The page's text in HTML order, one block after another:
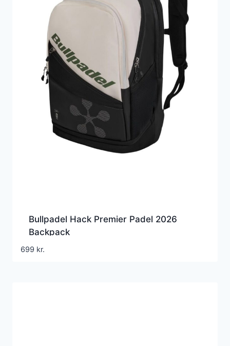
Bullpadel Hack Premier Padel 2026
Backpack
699 kr.